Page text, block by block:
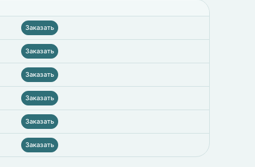
Заказать
Заказать
Заказать
Заказать
Заказать
Заказать